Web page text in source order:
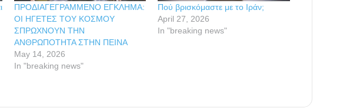
ΠΡΟΔΙΑΓΕΓΡΑΜΜΕΝΟ ΕΓΚΛΗΜΑ:
ΟΙ ΗΓΕΤΕΣ ΤΟΥ ΚΟΣΜΟΥ
ΣΠΡΩΧΝΟΥΝ ΤΗΝ
ΑΝΘΡΩΠΟΤΗΤΑ ΣΤΗΝ ΠΕΙΝΑ
May 14, 2026
In "breaking news"
Πού βρισκόμαστε με το Ιράν;
April 27, 2026
In "breaking news"